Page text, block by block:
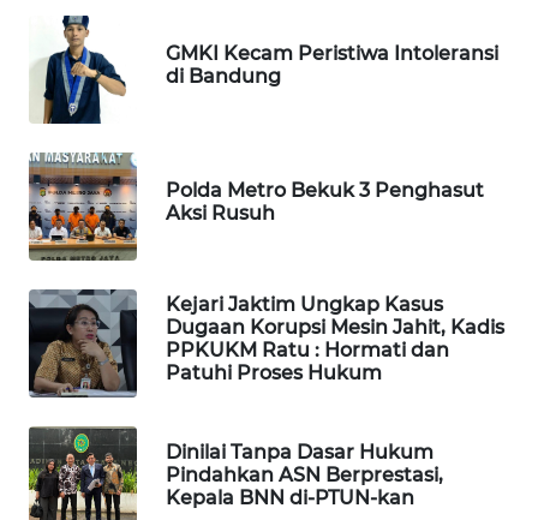
GMKI Kecam Peristiwa Intoleransi
di Bandung
Polda Metro Bekuk 3 Penghasut
Aksi Rusuh
Kejari Jaktim Ungkap Kasus
Dugaan Korupsi Mesin Jahit, Kadis
PPKUKM Ratu : Hormati dan
Patuhi Proses Hukum
Dinilai Tanpa Dasar Hukum
Pindahkan ASN Berprestasi,
Kepala BNN di-PTUN-kan
WN
TANJUNG
LESUNG
WN
KARO
WN
SIMALUNGUN
WN
LABUHANBATU
WN
TENGAH
WN DELI